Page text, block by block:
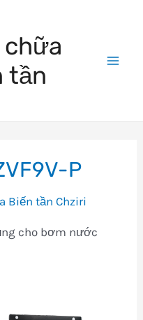
tần
P
Biến tần Chziri
cho bơm nước